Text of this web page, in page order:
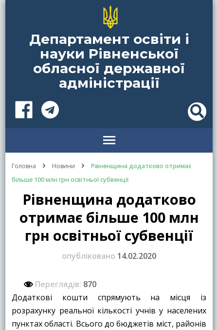
Департамент освіти і
науки Рівненської
обласної державної
адміністрації
Головна Новини
Рівненщина додатково отримає
більше 100 млн грн освітньої субвенції
Рівненщина додатково
отримає більше 100 млн
грн освітньої субвенції
опубліковано 14.02.2020
Переглядів: 870
Додаткові кошти спрямують на місця із
розрахунку реальної кількості учнів у населених
пунктах області. Всього до бюджетів міст, районів